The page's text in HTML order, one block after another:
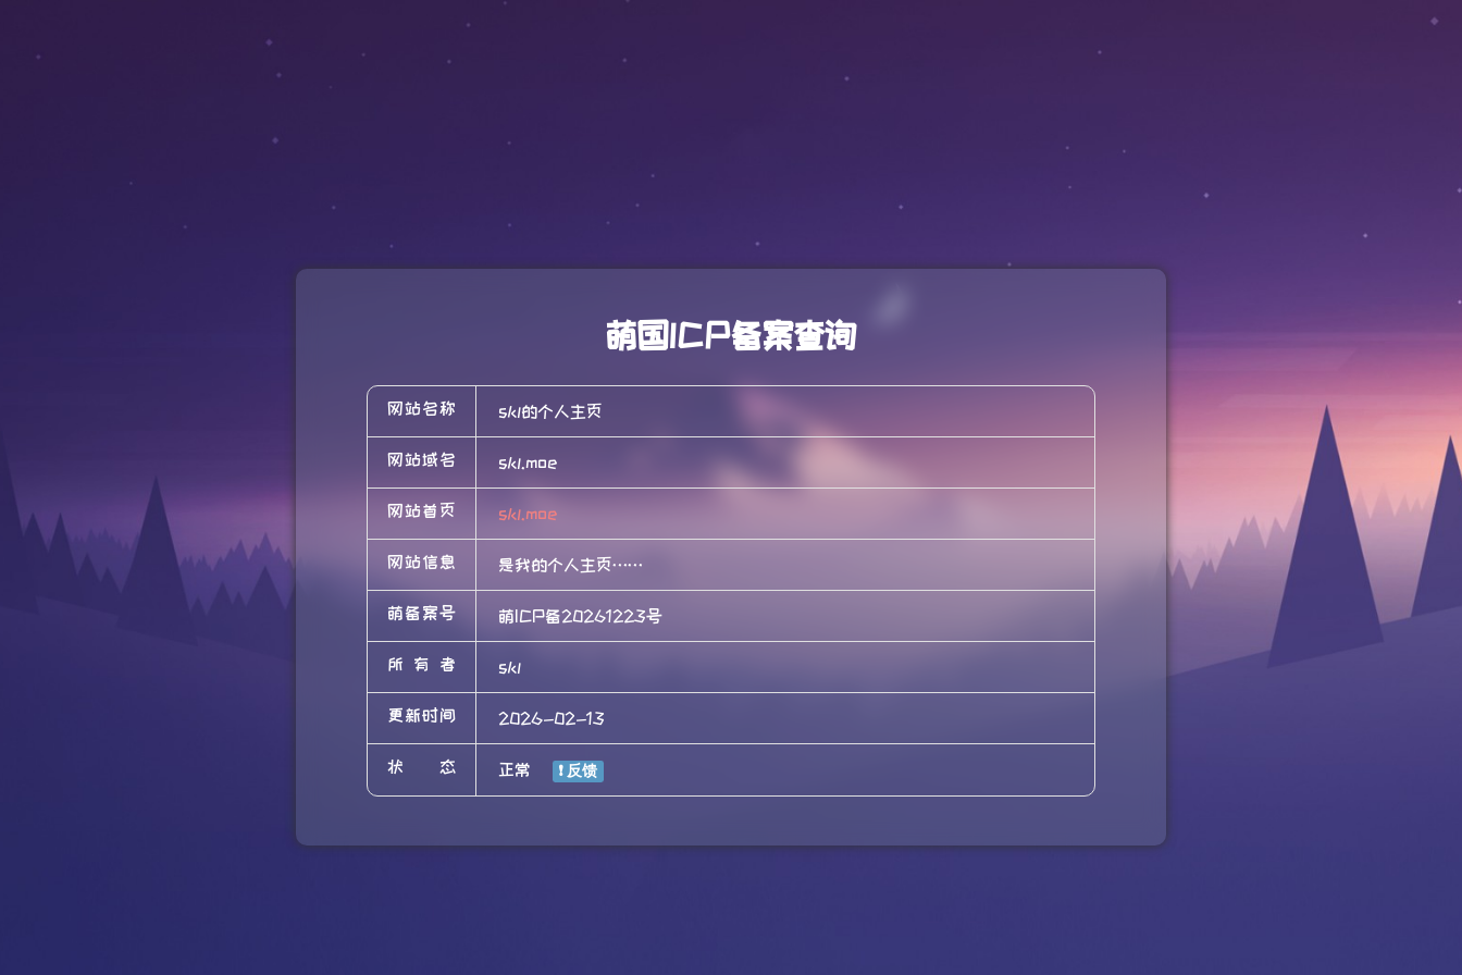
萌国ICP备案查询
网站名称 skl的个人主页
网站域名 skl.moe
网站首页 skl.moe
网站信息 是我的个人主页……
萌备案号 萌ICP备20261223号
所有者 skl
更新时间 2026-02-13
状态 正常